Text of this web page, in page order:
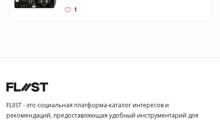
альбом
1
FLIIST - это социальная платформа-каталог интересов и
рекомендаций, предоставляющая удобный инструментарий для